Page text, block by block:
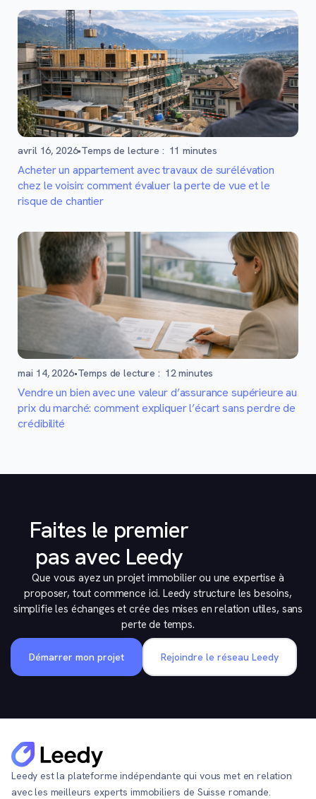
avril 16, 2026•Temps de lecture : 11 minutes
Acheter un appartement avec travaux de surélévation
chez le voisin: comment évaluer la perte de vue et le
risque de chantier
mai 14, 2026•Temps de lecture : 12minutes
Vendre un bien avec une valeur d’assurance supérieure au
prix du marché: comment expliquer l’écart sans perdre de
crédibilité
Faites le premier
pas avec Leedy
Que vous ayez un projet immobilier ou une expertise à
proposer, tout commence ici. Leedy structure les besoins,
simplifie les échanges et crée des mises en relation utiles, sans
perte de temps.
Démarrer mon projet Rejoindre le réseau Leedy
Leedy est la plateforme indépendante qui vous met en relation
avec les meilleurs experts immobiliers de Suisse romande.